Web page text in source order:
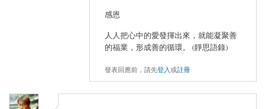
感恩
人人把心中的愛發揮出來，就能凝聚善
的福業，形成善的循環。 (靜思語錄)
發表回應前，請先登入或註冊